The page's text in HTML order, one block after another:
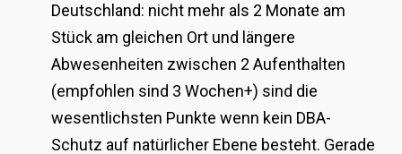
Deutschland: nicht mehr als 2 Monate am
Stück am gleichen Ort und längere
Abwesenheiten zwischen 2 Aufenthalten
(empfohlen sind 3 Wochen+) sind die
wesentlichsten Punkte wenn kein DBA-
Schutz auf natürlicher Ebene besteht. Gerade